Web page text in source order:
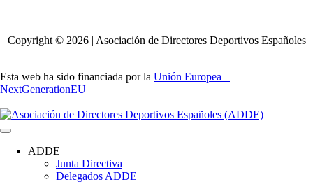
Copyright © 2026 | Asociación de Directores Deportivos Españoles
Esta web ha sido financiada por la Unión Europea –
NextGenerationEU
ADDE
Junta Directiva
Delegados ADDE